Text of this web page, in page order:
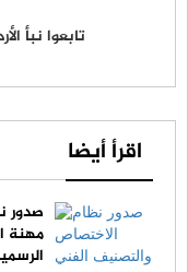
تابعوا نبأ
اقرأ أيضا
صدور